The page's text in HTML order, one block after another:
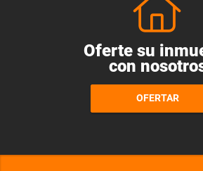
Oferte su
con
OFERTAR